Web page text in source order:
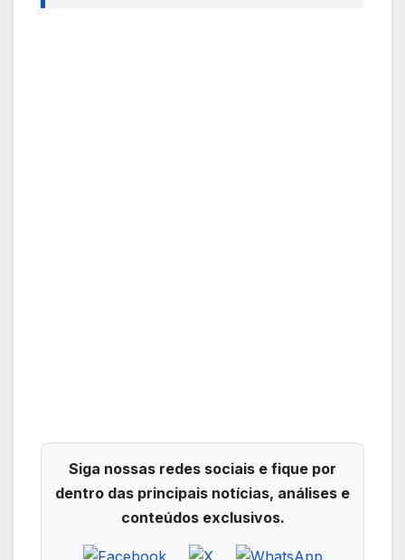
Siga nossas redes sociais e fique por
dentro das principais notícias, análises e
conteúdos exclusivos.